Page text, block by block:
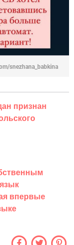
snezhana_babkina
признан
впервые